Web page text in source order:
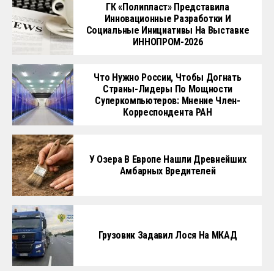
ГК «Полипласт» Представила
Инновационные Разработки И
Социальные Инициативы На Выставке
ИННОПРОМ-2026
Что Нужно России, Чтобы Догнать
Страны-Лидеры По Мощности
Суперкомпьютеров: Мнение Член-
Корреспондента РАН
У Озера В Европе Нашли Древнейших
Амбарных Вредителей
Грузовик Задавил Лося На МКАД